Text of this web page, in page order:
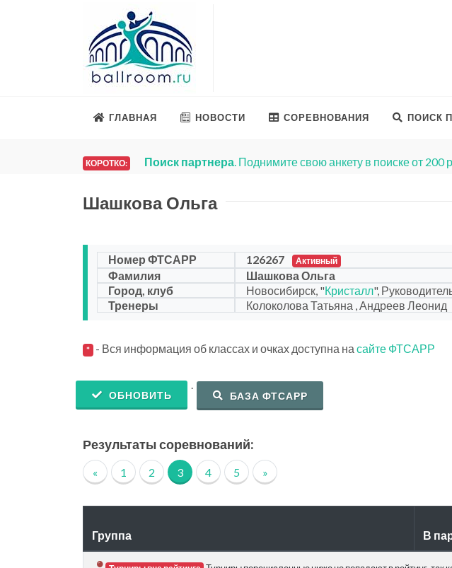
ГЛАВНАЯ НОВОСТИ СОРЕВНОВАНИЯ ПОИСК
КОРОТКО: Поиск партнера. Поднимите свою анкету в поиске от 200
Шашкова Ольга
Номер ФТСАРР 126267 Активный
Фамилия
Шашкова Ольга
Город, клуб
Новосибирск, "Кристалл",
Тренеры
Колоколова Татьяна , Андреев Леонид
* - Вся информация об классах и очках доступна на сайте ФТСАРР
ОБНОВИТЬ
.
БАЗА ФТСАРР
Результаты соревнований:
« 1 2 3 4 5 »
Группа В